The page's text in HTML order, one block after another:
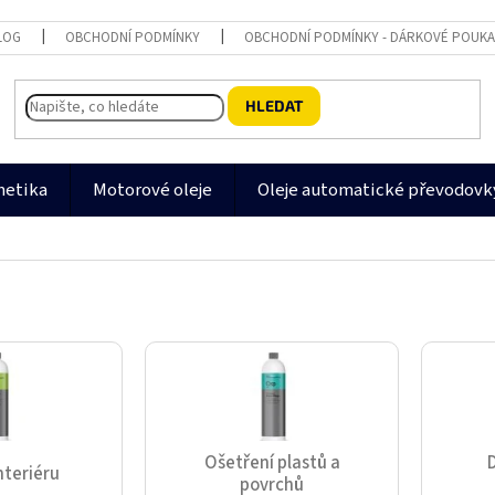
OBCHODNÍ PODMÍNKY OBCHODNÍ PODMÍNKY - DÁRKOVÉ
HLEDAT
Motorové oleje Oleje automatické
Ošetření plastů a
povrchů